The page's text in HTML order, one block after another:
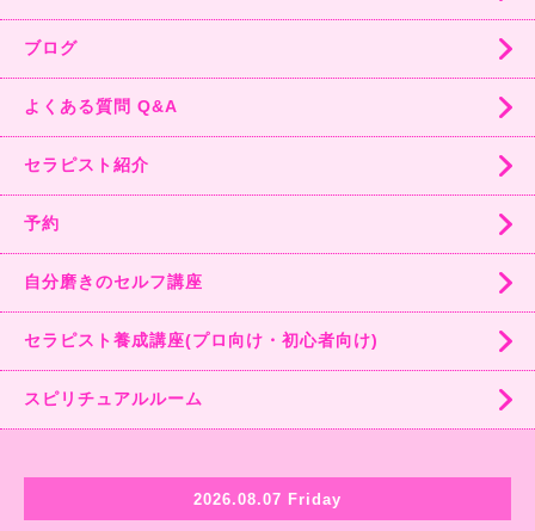
ブログ
よくある質問 Q&A
セラピスト紹介
予約
自分磨きのセルフ講座
セラピスト養成講座(プロ向け・初心者向け)
スピリチュアルルーム
2026.08.07 Friday